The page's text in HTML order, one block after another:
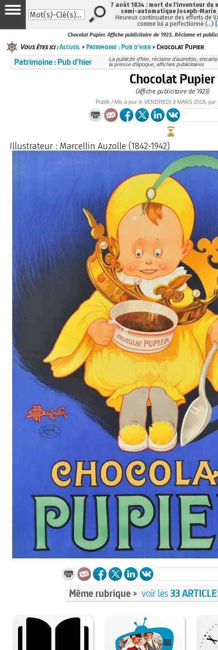
Chocolat Pupier. Affiche publicitaire de 1923. Réclame et
Vous êtes ici :Accueil >Patrimoine : Pub d’hier > Chocolat Pupier
Patrimoine : Pub d’hier
La publicité d’hier, réclame d’autrefois,
la presse d’époque, affiches publicitaires
Chocolat Pupier
(Affiche publicitaire de 1923)
Publié / Mis à jour le VENDREDI 9 MARS 2018 , par
Illustrateur : Marcellin Auzolle (1842-1942)
Même rubrique > voir les33
7 août 1834 : mort de l'inventeur du
semi-automatique Joseph-Marie
Heureux continuateur des efforts de
comme lui a perfectionné (…)